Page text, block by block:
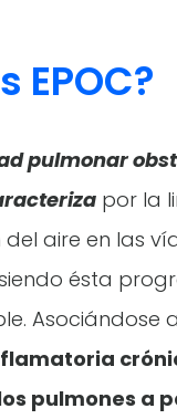
EPOC?
pulmonar
por la
aire en las
ésta
Asociándose
pulmones a